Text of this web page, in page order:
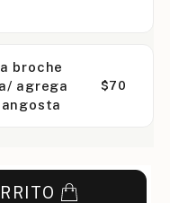
broche
agrega
$70